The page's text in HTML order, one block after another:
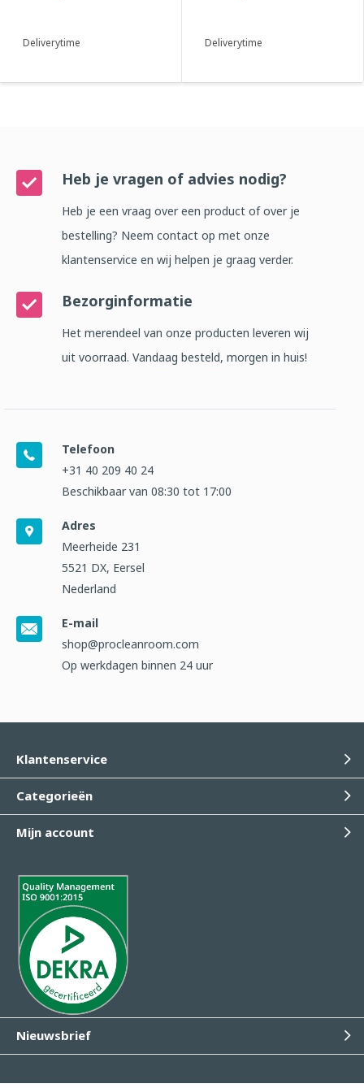
Deliverytime Deliverytime
Heb je vragen of advies nodig?
Heb je een vraag over een product of over je
bestelling? Neem contact op met onze
klantenservice en wij helpen je graag verder.
Bezorginformatie
Het merendeel van onze producten leveren wij
uit voorraad. Vandaag besteld, morgen in huis!
Telefoon
+31 40 209 40 24
Beschikbaar van 08:30 tot 17:00
Adres
Meerheide 231
5521 DX, Eersel
Nederland
E-mail
shop@procleanroom.com
Op werkdagen binnen 24 uur
Klantenservice
Categorieën
Mijn account
Nieuwsbrief